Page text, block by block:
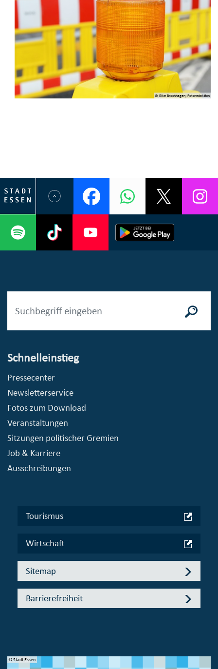
© Elke Brochhagen; Fotoredaktion
Schnelleinstieg
Pressecenter
Newsletterservice
Fotos zum Download
Veranstaltungen
Sitzungen politischer Gremien
Job & Karriere
Ausschreibungen
Tourismus
Wirtschaft
Sitemap
Barrierefreiheit
© Stadt Essen